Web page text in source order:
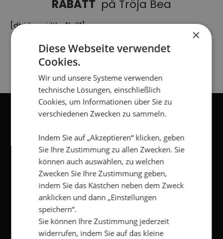
RABATT på Tröja Bea
[divider width="full"]
NEWSLETTER
Vorname *
Nachname *
*
×
Diese Webseite verwendet
Cookies.
Wir und unsere Systeme verwenden
technische Lösungen, einschließlich
Cookies, um Informationen über Sie zu
verschiedenen Zwecken zu sammeln.
Indem Sie auf „Akzeptieren“ klicken, geben
Sie Ihre Zustimmung zu allen Zwecken. Sie
können auch auswählen, zu welchen
Zwecken Sie Ihre Zustimmung geben,
indem Sie das Kästchen neben dem Zweck
anklicken und dann „Einstellungen
speichern“.
Sie können Ihre Zustimmung jederzeit
widerrufen, indem Sie auf das kleine